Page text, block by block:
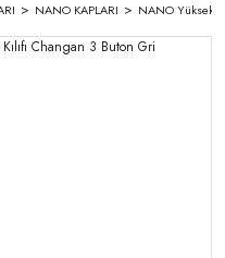
NANO KAPLARI NANO Yüksek